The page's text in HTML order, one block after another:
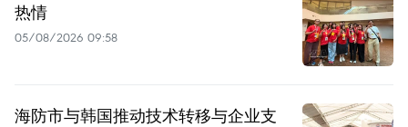
热情
05/08/2026 09:58
海防市与韩国推动技术转移与企业支